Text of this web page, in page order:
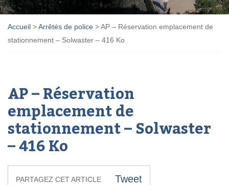
Accueil >Arrêtés de police >AP – Réservation emplacement de
stationnement – Solwaster – 416 Ko
AP – Réservation
emplacement de
stationnement – Solwaster
– 416 Ko
PARTAGEZ CET ARTICLE Tweet